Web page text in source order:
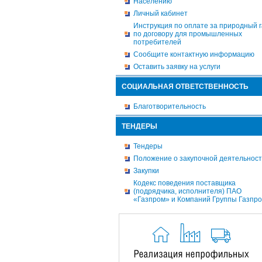
Личный кабинет
Инструкция по оплате за природный
по договору для промышленных
потребителей
Сообщите контактную информацию
Оставить заявку на услуги
СОЦИАЛЬНАЯ ОТВЕТСТВЕННОСТЬ
Благотворительность
ТЕНДЕРЫ
Тендеры
Положение о закупочной
Закупки
Кодекс поведения поставщика
(подрядчика, исполнителя) ПАО
«Газпром» и Компаний Группы